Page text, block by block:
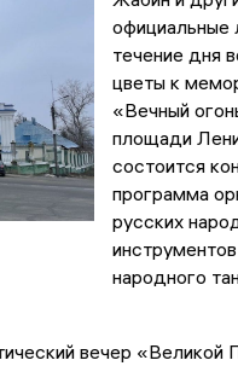
официальные
течение дня
цветы к
«Вечный
площади
состоится
программа
русских
народного
вечер «Великой